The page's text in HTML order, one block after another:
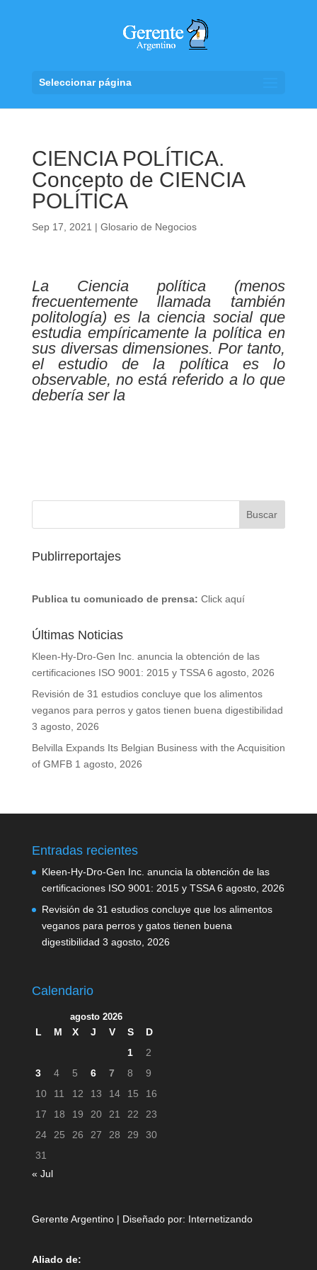
Seleccionar página
CIENCIA POLÍTICA.
Concepto de CIENCIA
POLÍTICA
Sep 17, 2021 | Glosario de Negocios
La Ciencia política (menos
frecuentemente llamada también
politología) es la ciencia social que
estudia empíricamente la política en
sus diversas dimensiones. Por tanto,
el estudio de la política es lo
observable, no está referido a lo que
debería ser la
Publirreportajes
Publica tu comunicado de prensa: Click aquí
Últimas Noticias
Kleen-Hy-Dro-Gen Inc. anuncia la obtención de las
certificaciones ISO 9001: 2015 y TSSA 6 agosto, 2026
Revisión de 31 estudios concluye que los alimentos
veganos para perros y gatos tienen buena digestibilidad
3 agosto, 2026
Belvilla Expands Its Belgian Business with the Acquisition
of GMFB 1 agosto, 2026
Entradas recientes
Kleen-Hy-Dro-Gen Inc. anuncia la obtención de las
certificaciones ISO 9001: 2015 y TSSA 6 agosto, 2026
Revisión de 31 estudios concluye que los alimentos
veganos para perros y gatos tienen buena
digestibilidad 3 agosto, 2026
Calendario
agosto 2026
L M X J V S
D
1
2
3
4 5 6 7 8
9
10
11 12 13 14 15
16
17
18 19 20 21 22
23
24
25 26 27 28 29
30
31
« Jul
Gerente Argentino | Diseñado por: Internetizando
Aliado de: